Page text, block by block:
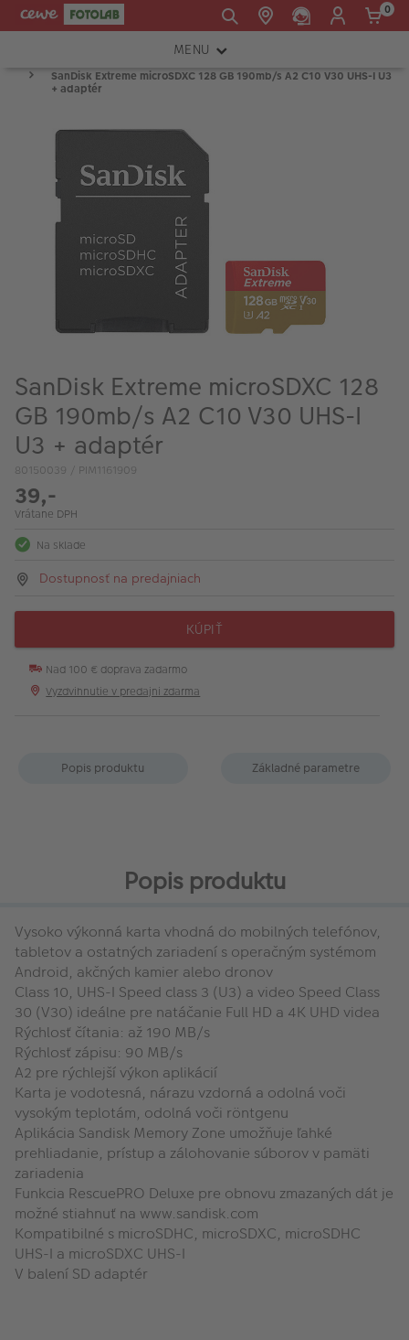
E-mail:
0
MENU
FOTOAPARÁTY
PRÍSLUŠENSTVO
FOTOALBUMY
SanDisk Extreme microSDXC 128 GB 190mb/s A2 C10 V30 UHS-I U3
+ adaptér
SanDisk Extreme microSDXC 128
GB 190mb/s A2 C10 V30 UHS-I
U3 + adaptér
80150039 / PIM1161909
39,-
Vrátane DPH
Na sklade
Dostupnosť na predajniach
KÚPIŤ
Nad 100 € doprava zadarmo
Vyzdvihnutie v predajni zdarma
Popis produktu Základné parametre
Popis produktu
Vysoko výkonná karta vhodná do mobilných telefónov,
tabletov a ostatných zariadení s operačným systémom
Android, akčných kamier alebo dronov
Class 10, UHS-I Speed class 3 (U3) a video Speed Class
30 (V30) ideálne pre natáčanie Full HD a 4K UHD videa
Rýchlosť čítania: až 190 MB/s
Rýchlosť zápisu: 90 MB/s
A2 pre rýchlejší výkon aplikácií
Karta je vodotesná, nárazu vzdorná a odolná voči
vysokým teplotám, odolná voči röntgenu
Aplikácia Sandisk Memory Zone umožňuje ľahké
prehliadanie, prístup a zálohovanie súborov v pamäti
zariadenia
Funkcia RescuePRO Deluxe pre obnovu zmazaných dát je
možné stiahnuť na www.sandisk.com
Kompatibilné s microSDHC, microSDXC, microSDHC
UHS-I a microSDXC UHS-I
V balení SD adaptér